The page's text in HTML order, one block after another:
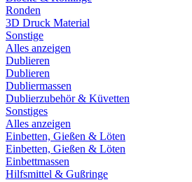
Ronden
3D Druck Material
Sonstige
Alles anzeigen
Dublieren
Dublieren
Dubliermassen
Dublierzubehör & Küvetten
Sonstiges
Alles anzeigen
Einbetten, Gießen & Löten
Einbetten, Gießen & Löten
Einbettmassen
Hilfsmittel & Gußringe